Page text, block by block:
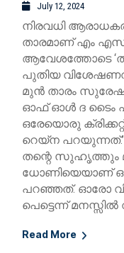
July 12, 2024
നിരവധി
താരമാണ് എം
ആവേശത്തോടെ
പുതിയ
മുന്‍ താരം സുരേഷ്
ഓഫ് ഓള്‍ ദ ടൈം
ഒരേയൊരു
റെയ്‌ന
തന്റെ സുഹൃത്തും
ധോണിയെയാണ്
പറഞ്ഞത്. ഓരോ
പെട്ടെന്ന്
Read More